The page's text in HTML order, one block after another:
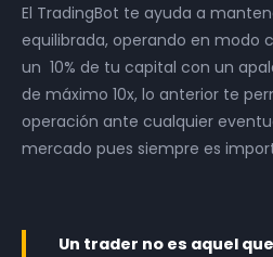
El TradingBot te ayuda a
equilibrada, operando en modo
un 10% de tu capital con un
de máximo 10x, lo anterior te
operación ante cualquier
mercado pues siempre es
Un trader no es aquel